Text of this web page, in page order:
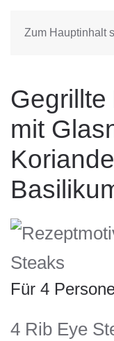
Zum Hauptinhalt
mit
Für 4
4 Rib Eye